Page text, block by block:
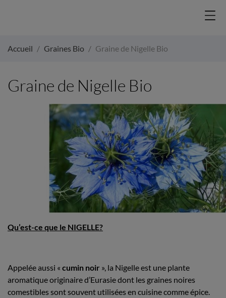
Accueil Graines Bio Graine de Nigelle Bio
Graine de Nigelle Bio
Qu’est-ce que le NIGELLE?
Appelée aussi « cumin noir », la Nigelle est une plante
aromatique originaire d’Eurasie dont les graines noires
comestibles sont souvent utilisées en cuisine comme épice.